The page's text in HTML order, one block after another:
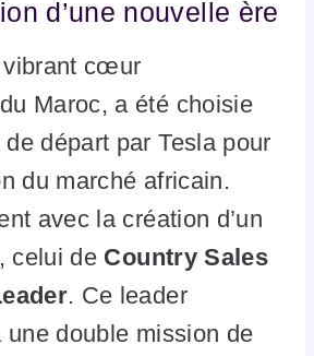
d’une nouvelle ère
vibrant cœur
Maroc, a été choisie
départ par Tesla pour
du marché africain.
avec la création d’un
celui de Country Sales
. Ce leader
une double mission de